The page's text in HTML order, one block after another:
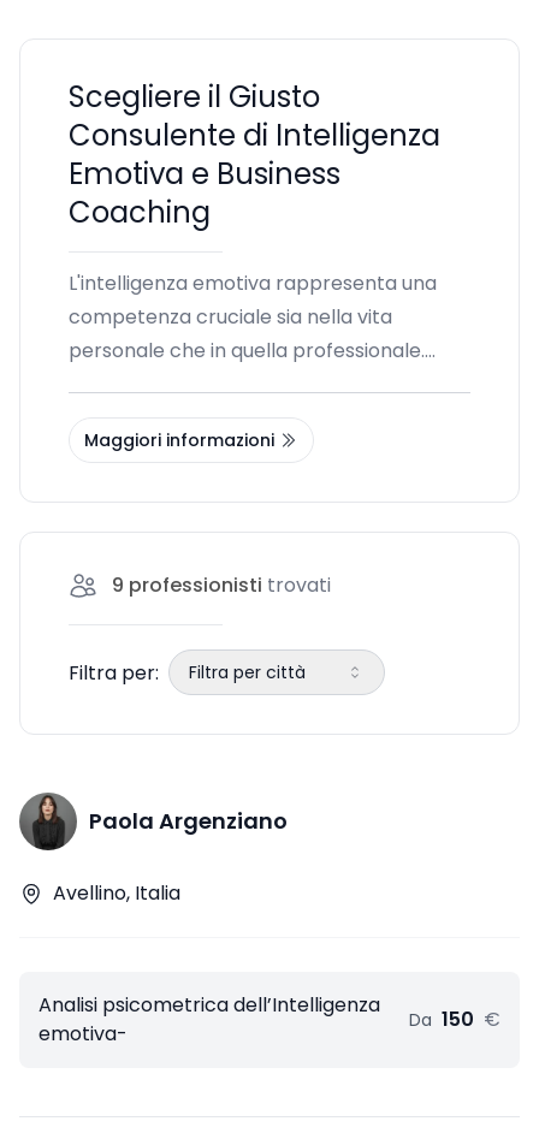
Scegliere il Giusto
Consulente di Intelligenza
Emotiva e Business
Coaching
L'intelligenza emotiva rappresenta una
competenza cruciale sia nella vita
personale che in quella professionale.
proprie e altrui può trasformare le
relazioni e le performance lavorative. Se
potrebbe essere la chiave per il tuo
successo. Qui di
Maggiori informazioni
9 professionisti trovati
Filtra per: Filtra per città
Paola Argenziano
Avellino, Italia
Analisi psicometrica dell’Intelligenza
emotiva-
Da 150 €